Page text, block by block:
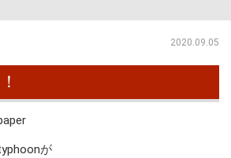
2020.09.05
が